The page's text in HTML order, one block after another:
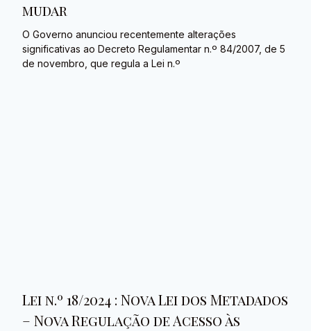
mudar
O Governo anunciou recentemente alterações
significativas ao Decreto Regulamentar n.º 84/2007, de 5
de novembro, que regula a Lei n.º
Lei n.º 18/2024 : Nova Lei dos Metadados
– Nova Regulação de Acesso às